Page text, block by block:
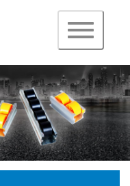
navigation